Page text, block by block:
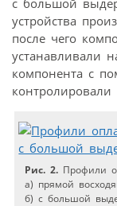
устройства
после чего
устанавливали
компонента с
Рис. 2. Профили
а) прямой
б) с большой